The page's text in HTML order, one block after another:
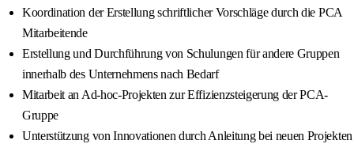
Koordination der Erstellung schriftlicher Vorschläge durch die PCA
Mitarbeitende
Erstellung und Durchführung von Schulungen für andere Gruppen
innerhalb des Unternehmens nach Bedarf
Mitarbeit an Ad-hoc-Projekten zur Effizienzsteigerung der PCA-
Gruppe
Unterstützung von Innovationen durch Anleitung bei neuen Projekten